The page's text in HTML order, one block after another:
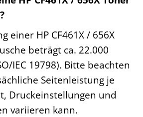
einer HP CF461X / 656X
beträgt ca. 22.000
IEC 19798). Bitte beachten
Seitenleistung je
Druckeinstellungen und
variieren kann.